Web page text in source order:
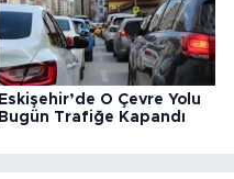
Eskişehir’de O Çevre Yolu
Bugün Trafiğe Kapandı